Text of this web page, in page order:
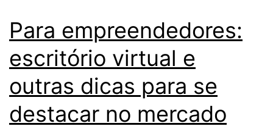
Para empreendedores:
escritório virtual e
outras dicas para se
destacar no mercado